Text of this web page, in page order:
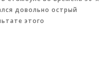
довольно острый
этого